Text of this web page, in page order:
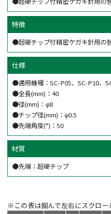
特徴
●超硬チップ付精密ケガキ針用の替
仕様
●適用機種：SC-P05、SC-P10、
●全長(mm)：40
●径(mm)：φ8
●チップ径(mm)：φ0.5
●先端角度(°)：50
材質
●先端：超硬チップ
※この表は掴んで左右にスクロー